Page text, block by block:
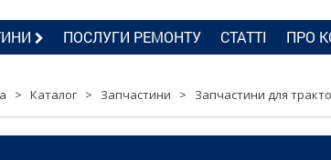
ПОСЛУГИ РЕМОНТУ СТАТТІ ПРО
> Каталог > Запчастини > Запчастини для